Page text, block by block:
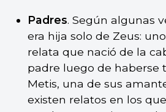
Padres. Según algunas
era hija solo de Zeus:
relata que nació de la
padre luego de haberse
Metis, una de sus
existen relatos en los